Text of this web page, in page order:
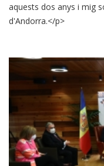
aquests dos anys i mig
d'Andorra.</p>